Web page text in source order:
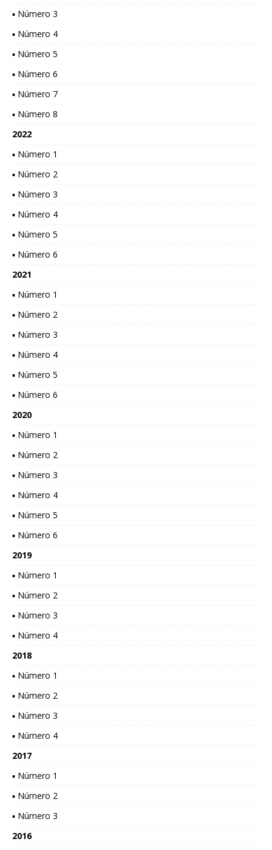
▪ Número 3
▪ Número 4
▪ Número 5
▪ Número 6
▪ Número 7
▪ Número 8
2022
▪ Número 1
▪ Número 2
▪ Número 3
▪ Número 4
▪ Número 5
▪ Número 6
2021
▪ Número 1
▪ Número 2
▪ Número 3
▪ Número 4
▪ Número 5
▪ Número 6
2020
▪ Número 1
▪ Número 2
▪ Número 3
▪ Número 4
▪ Número 5
▪ Número 6
2019
▪ Número 1
▪ Número 2
▪ Número 3
▪ Número 4
2018
▪ Número 1
▪ Número 2
▪ Número 3
▪ Número 4
2017
▪ Número 1
▪ Número 2
▪ Número 3
2016